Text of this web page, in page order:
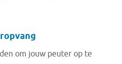
om jouw peuter op te